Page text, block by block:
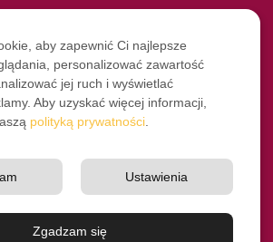
© Pro-Fryz.pl 2021-2026
aby zapewnić Ci najlepsze
personalizować zawartość
jej ruch i wyświetlać
Aby uzyskać więcej informacji,
polityką prywatności
Zgadzam się
Ustawienia